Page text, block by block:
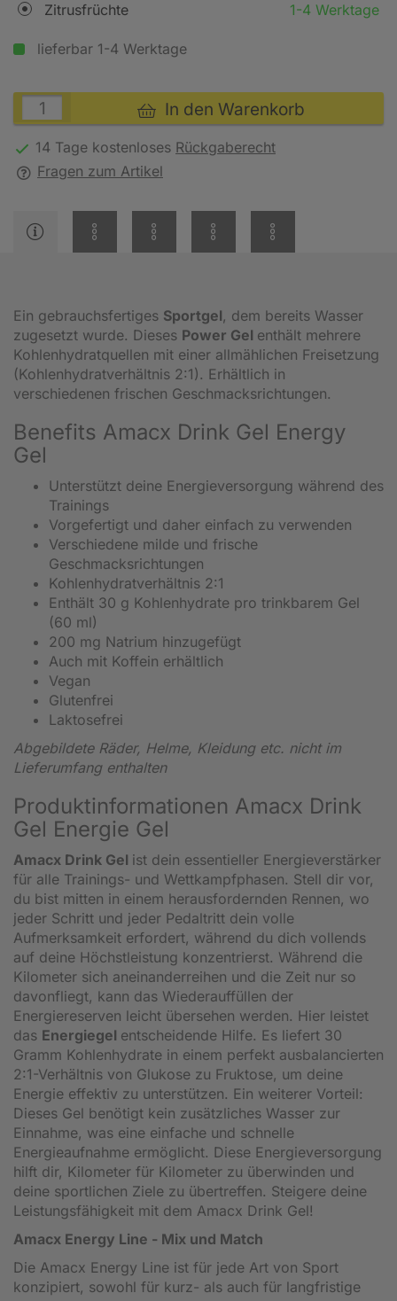
Zitrusfrüchte
1-4 Werktage
lieferbar 1-4 Werktage
In den Warenkorb
14 Tage kostenloses Rückgaberecht
Fragen zum Artikel
Ein gebrauchsfertiges Sportgel, dem bereits Wasser
zugesetzt wurde. Dieses Power Gel enthält mehrere
Kohlenhydratquellen mit einer allmählichen Freisetzung
(Kohlenhydratverhältnis 2:1). Erhältlich in
verschiedenen frischen Geschmacksrichtungen.
Benefits Amacx Drink Gel Energy
Gel
Unterstützt deine Energieversorgung während des
Trainings
Vorgefertigt und daher einfach zu verwenden
Verschiedene milde und frische
Geschmacksrichtungen
Kohlenhydratverhältnis 2:1
Enthält 30 g Kohlenhydrate pro trinkbarem Gel
(60 ml)
200 mg Natrium hinzugefügt
Auch mit Koffein erhältlich
Vegan
Glutenfrei
Laktosefrei
Abgebildete Räder, Helme, Kleidung etc. nicht im
Lieferumfang enthalten
Produktinformationen Amacx Drink
Gel Energie Gel
Amacx Drink Gel ist dein essentieller Energieverstärker
für alle Trainings- und Wettkampfphasen. Stell dir vor,
du bist mitten in einem herausfordernden Rennen, wo
jeder Schritt und jeder Pedaltritt dein volle
Aufmerksamkeit erfordert, während du dich vollends
auf deine Höchstleistung konzentrierst. Während die
Kilometer sich aneinanderreihen und die Zeit nur so
davonfliegt, kann das Wiederauffüllen der
Energiereserven leicht übersehen werden. Hier leistet
das Energiegel entscheidende Hilfe. Es liefert 30
Gramm Kohlenhydrate in einem perfekt ausbalancierten
2:1-Verhältnis von Glukose zu Fruktose, um deine
Energie effektiv zu unterstützen. Ein weiterer Vorteil:
Dieses Gel benötigt kein zusätzliches Wasser zur
Einnahme, was eine einfache und schnelle
Energieaufnahme ermöglicht. Diese Energieversorgung
hilft dir, Kilometer für Kilometer zu überwinden und
deine sportlichen Ziele zu übertreffen. Steigere deine
Leistungsfähigkeit mit dem Amacx Drink Gel!
Amacx Energy Line - Mix und Match
Die Amacx Energy Line ist für jede Art von Sport
konzipiert, sowohl für kurz- als auch für langfristige